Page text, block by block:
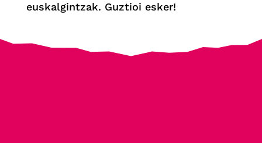
euskalgintzak. Guztioi esker!